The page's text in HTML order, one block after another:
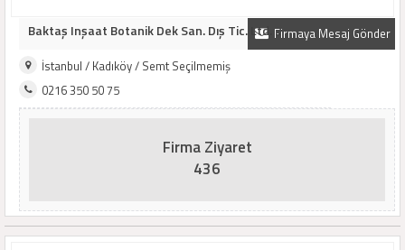
Firmaya Mesaj Gönder
Baktaş Inşaat Botanik Dek San. Dış Tic. Ltd. ..
İstanbul / Kadıköy / Semt Seçilmemiş
0216 350 50 75
Firma Ziyaret
436